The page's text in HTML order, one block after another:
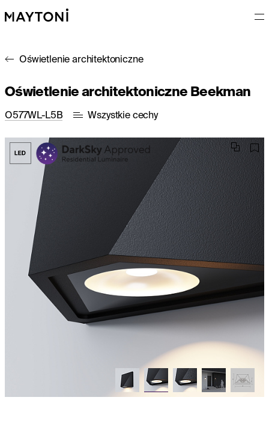
Oświetlenie architektoniczne
Oświetlenie architektoniczne Beekman
O577WL-L5B Wszystkie cechy